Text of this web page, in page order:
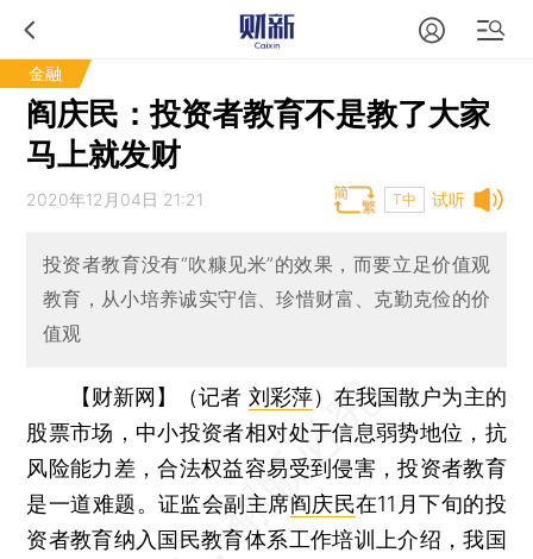
金融
阎庆民：投资者教育不是教了大家
马上就发财
试听
2020年12月04日 21:21 T中
投资者教育没有“吹糠见米”的效果，而要立足价值观
教育，从小培养诚实守信、珍惜财富、克勤克俭的价
值观
【财新网】（记者 刘彩萍） 在我国散户为主的
股票市场，中小投资者相对处于信息弱势地位，抗
风险能力差，合法权益容易受到侵害，投资者教育
是一道难题。证监会副主席阎庆民在11月下旬的投
资者教育纳入国民教育体系工作培训上介绍，我国